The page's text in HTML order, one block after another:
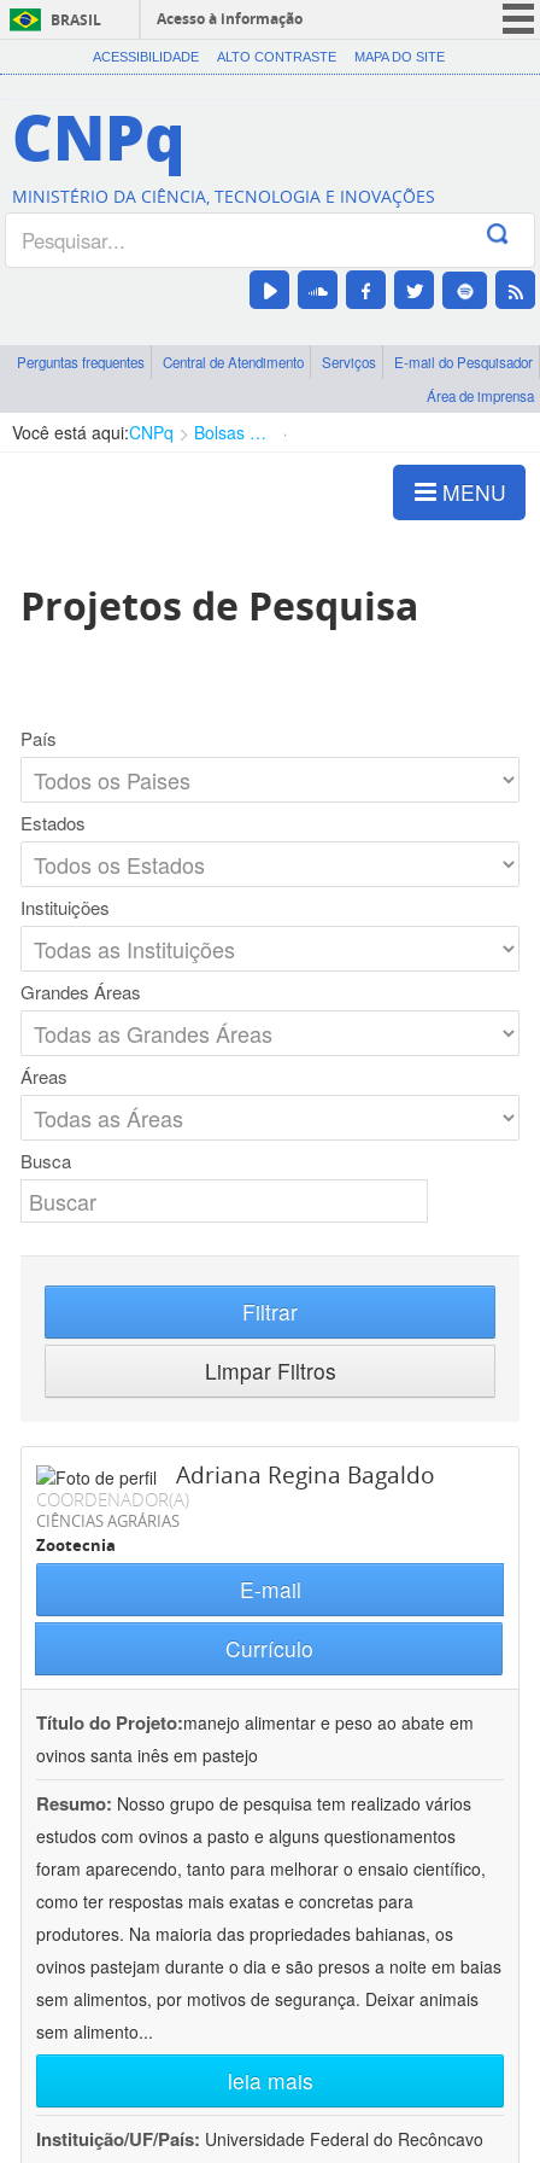
BRASIL
Acesso à informação
CORONAVÍRUS (COVID-19)
Canais
ACESSIBILIDADE ALTO CONTRASTE MAPA DO SITE
CNPq
MINISTÉRIO DA CIÊNCIA, TECNOLOGIA E INOVAÇÕES
Perguntas frequentes Central de Atendimento Serviços
E-mail do Pesquisador
Área de imprensa
Você está aqui:CNPq Bolsas e Auxílios Vigentes
MENU
Projetos de Pesquisa
País
Estados
Instituições
Grandes Áreas
Áreas
Busca
Filtrar
Limpar Filtros
Adriana Regina Bagaldo
COORDENADOR(A)
CIÊNCIAS AGRÁRIAS
Zootecnia
E-mail
Currículo
Título do Projeto:manejo alimentar e peso ao abate em
ovinos santa inês em pastejo
Resumo: Nosso grupo de pesquisa tem realizado vários
estudos com ovinos a pasto e alguns questionamentos
foram aparecendo, tanto para melhorar o ensaio científico,
como ter respostas mais exatas e concretas para
produtores. Na maioria das propriedades bahianas, os
ovinos pastejam durante o dia e são presos a noite em baias
sem alimentos, por motivos de segurança. Deixar animais
sem alimento...
leia mais
Instituição/UF/País: Universidade Federal do Recôncavo